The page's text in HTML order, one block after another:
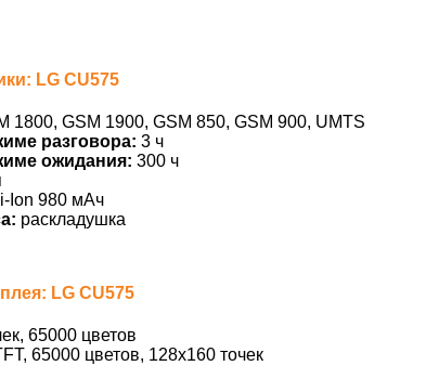
LG CU575
1800, GSM 1900, GSM 850, GSM 900, UMTS
разговора: 3 ч
ожидания: 300 ч
Ion 980 мАч
раскладушка
LG CU575
65000 цветов
65000 цветов, 128х160 точек